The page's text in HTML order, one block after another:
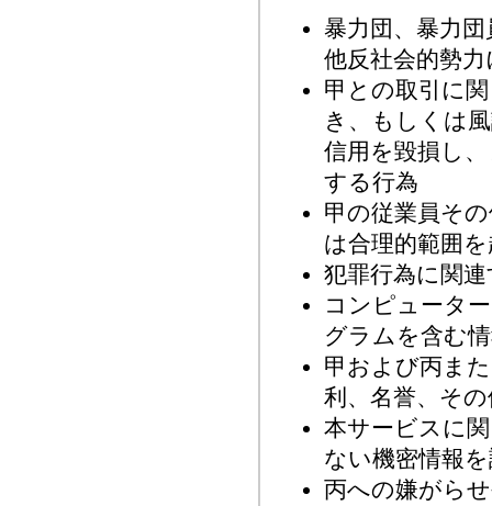
暴力団、暴力
他反社会的勢
甲との取引に
き、もしくは
信用を毀損し
する行為
甲の従業員そ
は合理的範囲
犯罪行為に関
コンピュータ
グラムを含む
甲および丙ま
利、名誉、そ
本サービスに
ない機密情報
丙への嫌がら